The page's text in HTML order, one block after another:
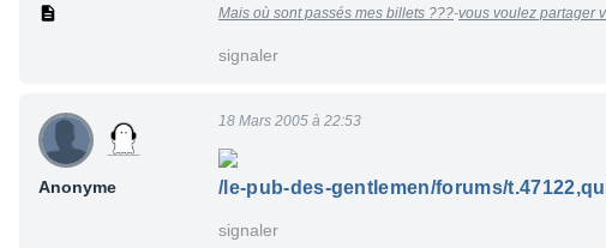
Mais où sont passés mes billets ???-vous voulez partager
signaler
Anonyme
18 Mars 2005 à 22:53
/le-pub-des-gentlemen/forums/
signaler